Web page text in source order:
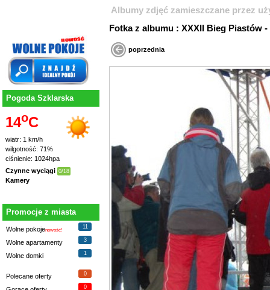
Pogoda Szklarska
14oC
wiatr: 1 km/h
wilgotność: 71%
ciśnienie: 1024hpa
Czynne wyciągi 0/18
Kamery
Promocje z miasta
Wolne pokojenowość!
11
Wolne apartamenty 3
Wolne domki 1
Polecane oferty 0
0
Albumy zdjęć zamieszczane przez
Fotka z albumu : XXXII Bieg
poprzednia